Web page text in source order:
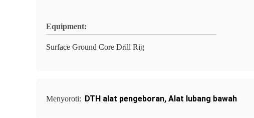
Equipment:
Surface Ground Core Drill Rig
Menyoroti: DTH alat pengeboran, Alat lubang bawah